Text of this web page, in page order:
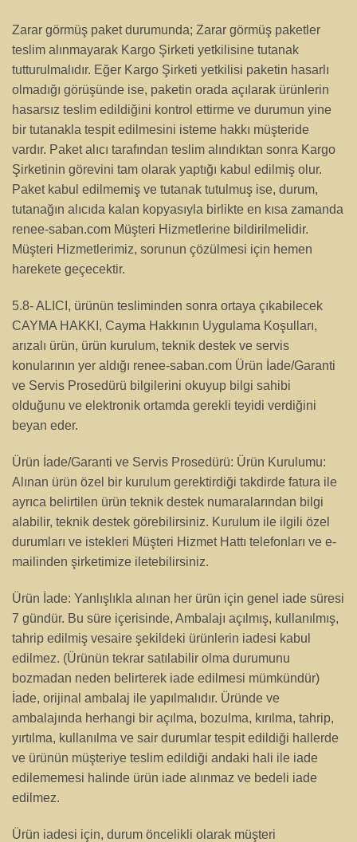
Zarar görmüş paket durumunda; Zarar görmüş paketler
teslim alınmayarak Kargo Şirketi yetkilisine tutanak
tutturulmalıdır. Eğer Kargo Şirketi yetkilisi paketin hasarlı
olmadığı görüşünde ise, paketin orada açılarak ürünlerin
hasarsız teslim edildiğini kontrol ettirme ve durumun yine
bir tutanakla tespit edilmesini isteme hakkı müşteride
vardır. Paket alıcı tarafından teslim alındıktan sonra Kargo
Şirketinin görevini tam olarak yaptığı kabul edilmiş olur.
Paket kabul edilmemiş ve tutanak tutulmuş ise, durum,
tutanağın alıcıda kalan kopyasıyla birlikte en kısa zamanda
renee-saban.com Müşteri Hizmetlerine bildirilmelidir.
Müşteri Hizmetlerimiz, sorunun çözülmesi için hemen
harekete geçecektir.
5.8- ALICI, ürünün tesliminden sonra ortaya çıkabilecek
CAYMA HAKKI, Cayma Hakkının Uygulama Koşulları,
arızalı ürün, ürün kurulum, teknik destek ve servis
konularının yer aldığı renee-saban.com Ürün İade/Garanti
ve Servis Prosedürü bilgilerini okuyup bilgi sahibi
olduğunu ve elektronik ortamda gerekli teyidi verdiğini
beyan eder.
Ürün İade/Garanti ve Servis Prosedürü: Ürün Kurulumu:
Alınan ürün özel bir kurulum gerektirdiği takdirde fatura ile
ayrıca belirtilen ürün teknik destek numaralarından bilgi
alabilir, teknik destek görebilirsiniz. Kurulum ile ilgili özel
durumları ve istekleri Müşteri Hizmet Hattı telefonları ve e-
mailinden şirketimize iletebilirsiniz.
Ürün İade: Yanlışlıkla alınan her ürün için genel iade süresi
7 gündür. Bu süre içerisinde, Ambalajı açılmış, kullanılmış,
tahrip edilmiş vesaire şekildeki ürünlerin iadesi kabul
edilmez. (Ürünün tekrar satılabilir olma durumunu
bozmadan neden belirterek iade edilmesi mümkündür)
İade, orijinal ambalaj ile yapılmalıdır. Üründe ve
ambalajında herhangi bir açılma, bozulma, kırılma, tahrip,
yırtılma, kullanılma ve sair durumlar tespit edildiği hallerde
ve ürünün müşteriye teslim edildiği andaki hali ile iade
edilememesi halinde ürün iade alınmaz ve bedeli iade
edilmez.
Ürün iadesi için, durum öncelikli olarak müşteri